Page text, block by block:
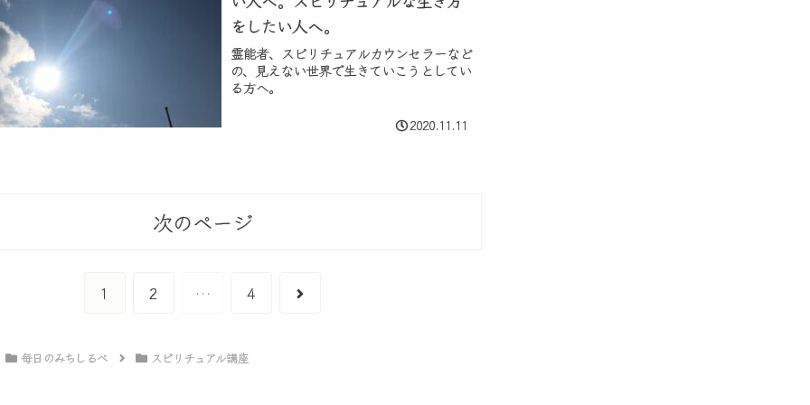
をしたい人へ。
霊能者、スピリチュアルカウンセラーなど
の、見えない世界で生きていこうとしてい
る方へ。
2020.11.11
次のページ
1 2 … 4
次
毎日のみちしるべ スピリチュアル講座